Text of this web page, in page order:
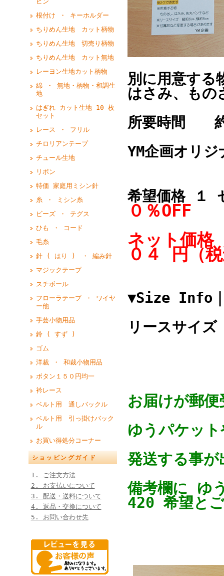
根付け ・ キーホルダー
ちりめん生地 カット柄物
ちりめん生地 切売り柄物
ちりめん生地 カット無地
レーヨン生地カット柄物
綿 ・ 無地・柄物・和調生
地
はぎれ カット生地 10 枚
セット
レース ・ フリル
チロリアンテープ
チュール生地
リボン
特価 家庭用ミシン針
糸 ・ ミシン糸
ビーズ ・ テグス
ひも ・ コード
毛糸
針 ( はり ) ・ 編み針
マジックテープ
スチボール
フローラテープ ・ ワイヤ
ー他
手芸小物用品
鈴 ( すず )
ゴム
洋裁 ・ 和裁小物用品
ボタン１５０円均一
衿レース
ベルト用 通しバックル
ベルト用 引っ掛けバック
ル
お買い得処分コーナー
ショッピングガイド
1. ご注文方法
2. お支払いについて
3. 配送・送料について
4. 返品・交換について
5. お問い合わせ先
別に用意する
はさみ、もの
所要時間
YM企画オリ
希望価格 １
０％OFF
ネット価
０４ 円（
▼Size Info｜
リースサ
お届けが郵
ゆうパケッ
発送する事が
備考欄に ゆ
420 希望と